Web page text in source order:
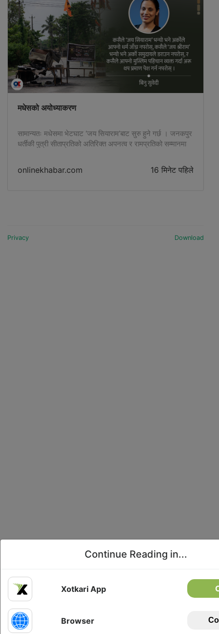
Continue Reading in...
Xotkari App
Browser
मधेसको अयोध्याकरण
सामान्यतः मधेसमा भेटघाट ‘जय सियाराम’बाट सुरु हुने गर्छ । जनकपुर
धर्तीकी पुत्री सीताप्रतिको अतिरिक्त अपनत्व र रामप्रतिको सम्मानमा
onlinekhabar.com 16 मिनेट पहिले
Privacy Download